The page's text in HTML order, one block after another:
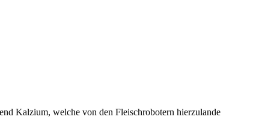
Kalzium, welche von den Fleischrobotern hierzulande